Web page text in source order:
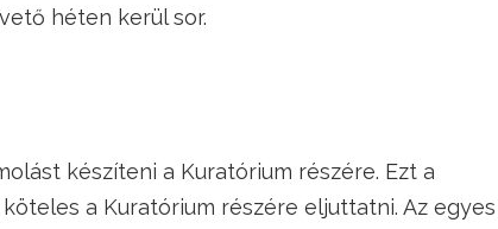
héten kerül sor.
készíteni a Kuratórium részére. Ezt a
a Kuratórium részére eljuttatni. Az egyes